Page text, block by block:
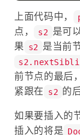
上面代码中，
点，
s2 是可
果
s2 是当前
前节点的最后
紧跟在
s2 的
如果要插入的
插入的将是